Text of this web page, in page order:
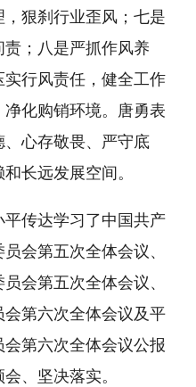
狠刹行业歪风；七是
；八是严抓作风养
行风责任，健全工作
化购销环境。唐勇表
心存敬畏、严守底
长远发展空间。
传达学习了中国共产
会第五次全体会议、
会第五次全体会议、
第六次全体会议及平
第六次全体会议公报
、坚决落实。